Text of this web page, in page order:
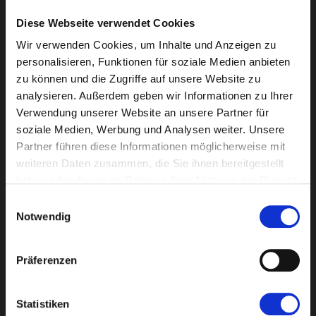
Diese Webseite verwendet Cookies
Wir verwenden Cookies, um Inhalte und Anzeigen zu
personalisieren, Funktionen für soziale Medien anbieten
zu können und die Zugriffe auf unsere Website zu
analysieren. Außerdem geben wir Informationen zu Ihrer
Verwendung unserer Website an unsere Partner für
soziale Medien, Werbung und Analysen weiter. Unsere
Partner führen diese Informationen möglicherweise mit
weiteren Daten zusammen, die Sie ihnen bereitgestellt
Notwendig
Präferenzen
Statistiken
Wir waren hier heute mit der Familie Kuchenessen. Wir
waren sehr begeisterrt und werden auf jeden Fall öfter
vorbeikommen. Wir hatten eine Schokomousse-
Himbeertorte die sehr saftig und lecker war.. Meine
Eltern hatten eine Zitrus-Quark-Torte und danach noch
wunderschön, die Verkäuferin war sehr zuvorkommend,
Einfach lecker dort Café zu trinken. Neben einer sehr